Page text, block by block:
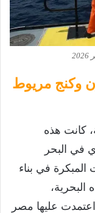
وكنج مريوط
كانت هذه
في البحر
في بناء
البحرية،
عليها مصر